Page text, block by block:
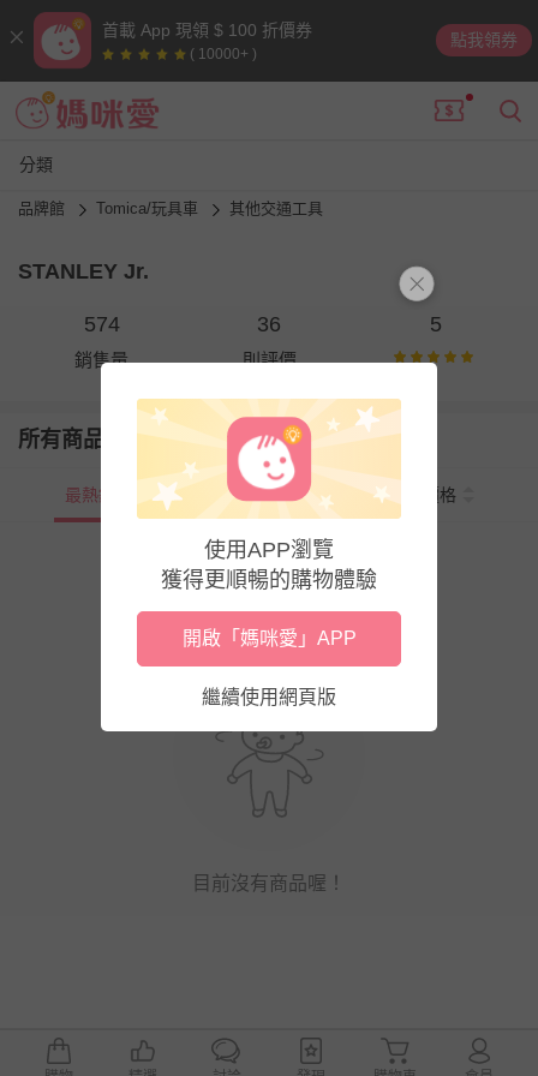
首載 App 現領 $ 100 折價券
( 10000+ )
點我領券
分類
品牌館 Tomica/玩具車 其他交通工具
STANLEY Jr.
574
銷售量
36
則評價
5
所有商品
最熱銷 新上市 價格
目前沒有商品喔！
使用APP瀏覽
獲得更順暢的購物體驗
開啟「媽咪愛」APP
繼續使用網頁版